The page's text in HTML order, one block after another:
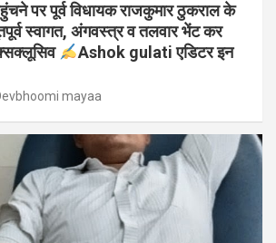
पर पूर्व विधायक राजकुमार ठुकराल के
स्वागत, अंगवस्त्र व तलवार भेंट कर
Ashok gulati एडिटर इन
mayaa